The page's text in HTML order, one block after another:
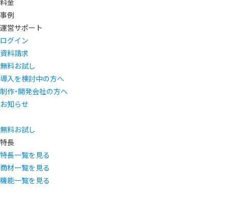
料金
事例
運営サポート
ログイン
資料請求
無料お試し
導入を検討中の方へ
制作・開発会社の方へ
お知らせ
無料お試し
特長
特長一覧を見る
商材一覧を見る
機能一覧を見る